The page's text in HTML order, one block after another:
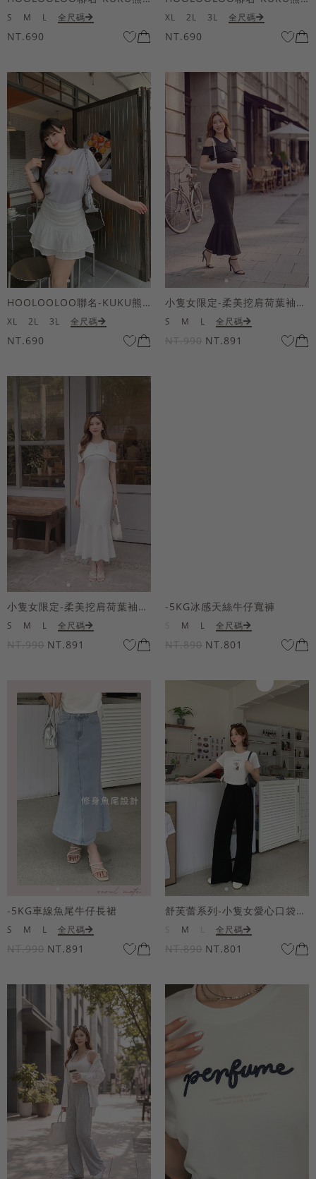
S M L 全尺碼
NT.690
XL 2L 3L 全尺碼
NT.690
HOOLOOLOO聯名-KUKU熊蝴蝶結短袖上衣
XL 2L 3L 全尺碼
NT.690
小隻女限定-柔美挖肩荷葉袖魚尾長洋裝
S M L 全尺碼
NT.990 NT.891
小隻女限定-柔美挖肩荷葉袖魚尾長洋裝
S M L 全尺碼
NT.990 NT.891
-5KG冰感天絲牛仔寬褲
M L 全尺碼
NT.890 NT.801
-5KG車線魚尾牛仔長裙
S M L 全尺碼
NT.990 NT.891
舒芙蕾系列-小隻女愛心口袋寬褲
M 全尺碼
NT.890 NT.801